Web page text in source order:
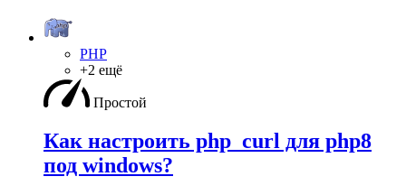
PHP
+2 ещё
Простой
Как настроить php_curl для php8
под windows?